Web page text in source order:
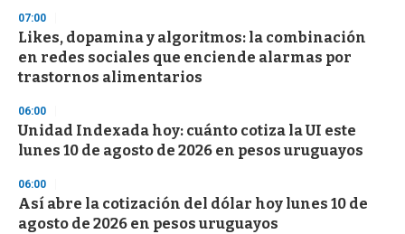
s
e
c
o
n
07:00
Likes, dopamina y algoritmos: la combinación
en redes sociales que enciende alarmas por
trastornos alimentarios
06:00
Unidad Indexada hoy: cuánto cotiza la UI este
lunes 10 de agosto de 2026 en pesos uruguayos
06:00
Así abre la cotización del dólar hoy lunes 10 de
agosto de 2026 en pesos uruguayos